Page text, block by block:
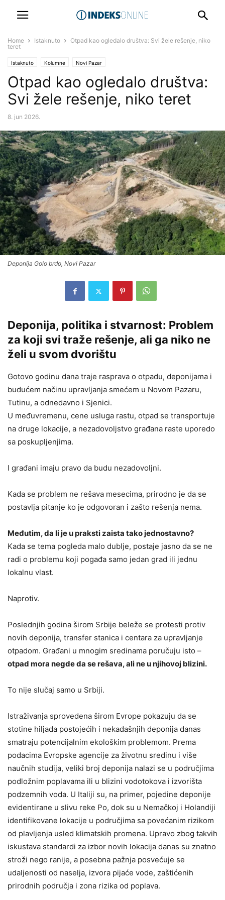
Home Istaknuto
Otpad kao ogledalo društva: Svi žele rešenje, niko
teret
Istaknuto Kolumne Novi Pazar
Otpad kao ogledalo društva:
Svi žele rešenje, niko teret
8. jun 2026.
Deponija Golo brdo, Novi Pazar
Deponija, politika i stvarnost: Problem
za koji svi traže rešenje, ali ga niko ne
želi u svom dvorištu
Gotovo godinu dana traje rasprava o otpadu, deponijama i
budućem načinu upravljanja smećem u Novom Pazaru,
Tutinu, a odnedavno i Sjenici.
U međuvremenu, cene usluga rastu, otpad se transportuje
na druge lokacije, a nezadovoljstvo građana raste uporedo
sa poskupljenjima.
I građani imaju pravo da budu nezadovoljni.
Kada se problem ne rešava mesecima, prirodno je da se
postavlja pitanje ko je odgovoran i zašto rešenja nema.
Međutim, da li je u praksti zaista tako jednostavno?
Kada se tema pogleda malo dublje, postaje jasno da se ne
radi o problemu koji pogađa samo jedan grad ili jednu
lokalnu vlast.
Naprotiv.
Poslednjih godina širom Srbije beleže se protesti protiv
novih deponija, transfer stanica i centara za upravljanje
otpadom. Građani u mnogim sredinama poručuju isto –
otpad mora negde da se rešava, ali ne u njihovoj blizini.
To nije slučaj samo u Srbiji.
Istraživanja sprovedena širom Evrope pokazuju da se
stotine hiljada postojećih i nekadašnjih deponija danas
smatraju potencijalnim ekološkim problemom. Prema
podacima Evropske agencije za životnu sredinu i više
naučnih studija, veliki broj deponija nalazi se u područjima
podložnim poplavama ili u blizini vodotokova i izvorišta
podzemnih voda. U Italiji su, na primer, pojedine deponije
evidentirane u slivu reke Po, dok su u Nemačkoj i Holandiji
identifikovane lokacije u područjima sa povećanim rizikom
od plavljenja usled klimatskih promena. Upravo zbog takvih
iskustava standardi za izbor novih lokacija danas su znatno
stroži nego ranije, a posebna pažnja posvećuje se
udaljenosti od naselja, izvora pijaće vode, zaštićenih
prirodnih područja i zona rizika od poplava.